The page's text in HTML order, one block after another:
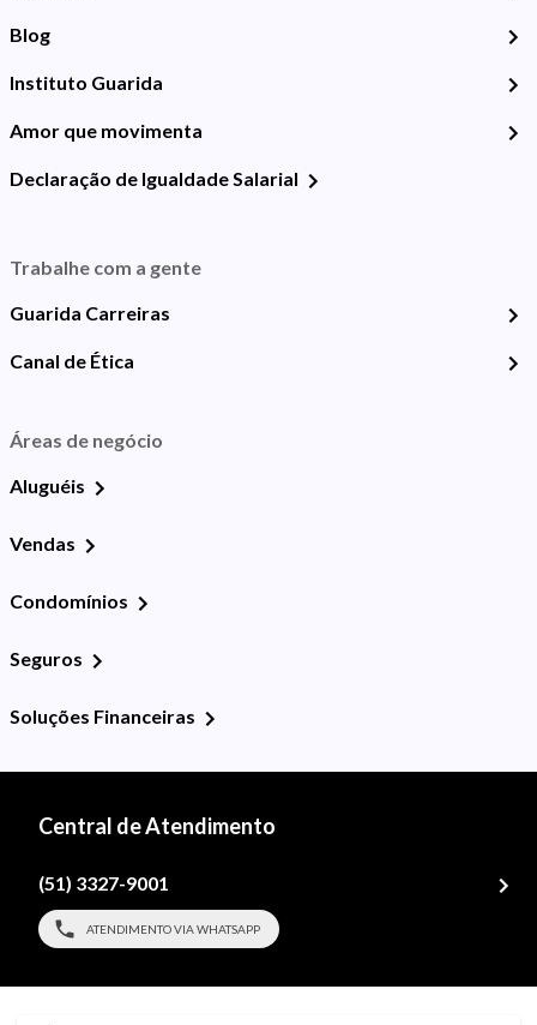
Blog
Instituto Guarida
Amor que movimenta
Declaração de Igualdade Salarial
Trabalhe com a gente
Guarida Carreiras
Canal de Ética
Áreas de negócio
Aluguéis
Vendas
Condomínios
Seguros
Soluções Financeiras
Central de Atendimento
(51) 3327-9001
ATENDIMENTO VIA WHATSAPP